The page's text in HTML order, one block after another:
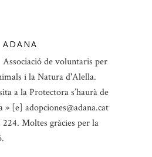
ADANA
Associació de voluntaris per
i la Natura d'Alella.
a la Protectora s’haurà de
[e] adopciones@adana.cat
Moltes gràcies per la